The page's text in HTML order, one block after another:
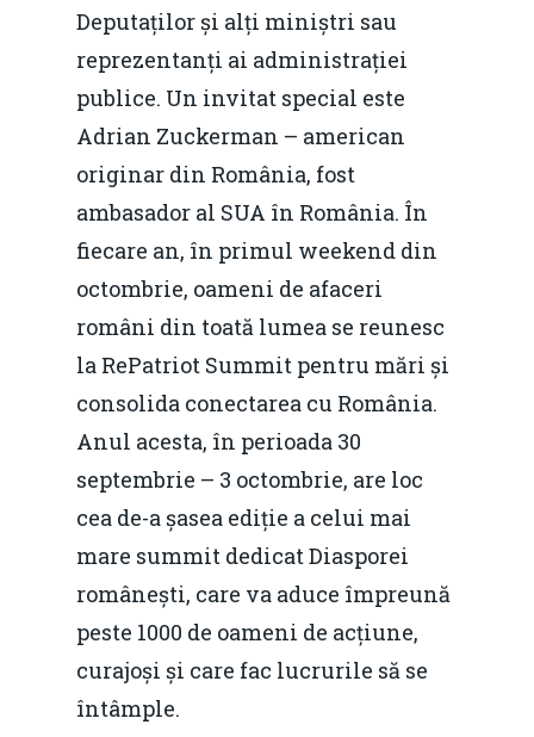
Deputaților și alți miniștri sau
reprezentanți ai administrației
publice. Un invitat special este
Adrian Zuckerman – american
originar din România, fost
ambasador al SUA în România. În
fiecare an, în primul weekend din
octombrie, oameni de afaceri
români din toată lumea se reunesc
la RePatriot Summit pentru mări și
consolida conectarea cu România.
Anul acesta, în perioada 30
septembrie – 3 octombrie, are loc
cea de-a șasea ediție a celui mai
mare summit dedicat Diasporei
românești, care va aduce împreună
peste 1000 de oameni de acțiune,
curajoși și care fac lucrurile să se
întâmple.